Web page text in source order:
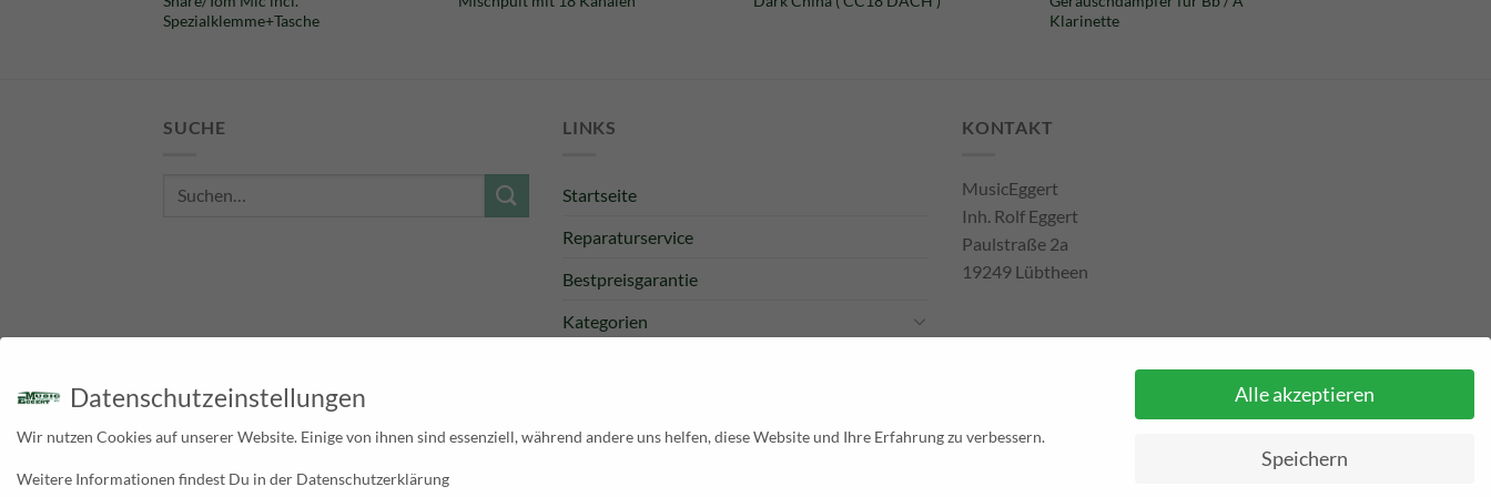
Spezialklemme+Tasche
Klarinette
SUCHE
Suche
LINKS
Startseite
Reparaturservice
Bestpreisgarantie
Kategorien
KONTAKT
MusicEggert
Inh. Rolf Eggert
Paulstraße 2a
19249 Lübtheen
Telefon: +493885551353
PayPal E-Mail:
Datenschutzeinstellungen
Wir nutzen Cookies auf unserer Website. Einige von ihnen sind essenziell, während andere uns helfen, diese Website und Ihre Erfahrung zu verbessern.
Weitere Informationen findest Du in der Datenschutzerklärung
Alle akzeptieren
Speichern